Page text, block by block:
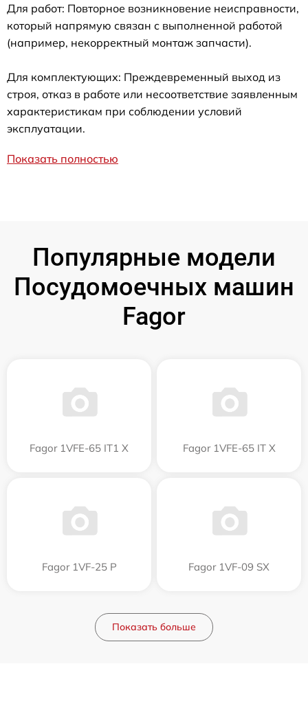
Для работ: Повторное возникновение неисправности,
который напрямую связан с выполненной работой
(например, некорректный монтаж запчасти).
Для комплектующих: Преждевременный выход из
строя, отказ в работе или несоответствие заявленным
характеристикам при соблюдении условий
эксплуатации.
Показать полностью
Популярные модели
Посудомоечных машин
Fagor
Fagor 1VFE-65 IT1 X Fagor 1VFE-65 IT X
Fagor 1VF-25 P Fagor 1VF-09 SX
Показать больше